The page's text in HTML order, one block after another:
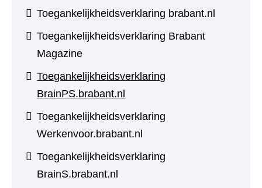
Toegankelijkheidsverklaring brabant.nl
Toegankelijkheidsverklaring Brabant
Magazine
Toegankelijkheidsverklaring
BrainPS.brabant.nl
Toegankelijkheidsverklaring
Werkenvoor.brabant.nl
Toegankelijkheidsverklaring
BrainS.brabant.nl